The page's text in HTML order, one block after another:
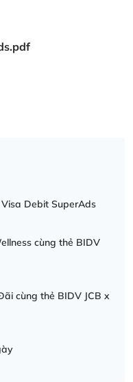
Debit SuperAds
cùng thẻ BIDV
cùng thẻ BIDV JCB x